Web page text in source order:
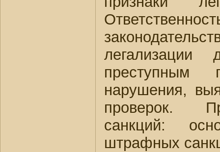
легализации
преступным
нарушения,
проверок.
санкций:
штрафных